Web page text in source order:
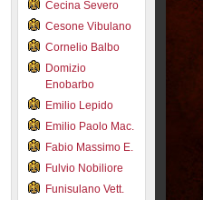
Cecina Severo
Cesone Vibulano
Cornelio Balbo
Domizio
Enobarbo
Emilio Lepido
Emilio Paolo Mac.
Fabio Massimo E.
Fulvio Nobiliore
Funisulano Vett.